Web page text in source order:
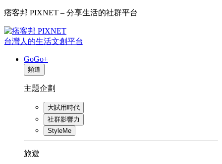
痞客邦 PIXNET – 分享生活的社群平台
台灣人的生活文創平台
GoGo+
頻道
主題企劃
大試用時代
社群影響力
StyleMe
旅遊